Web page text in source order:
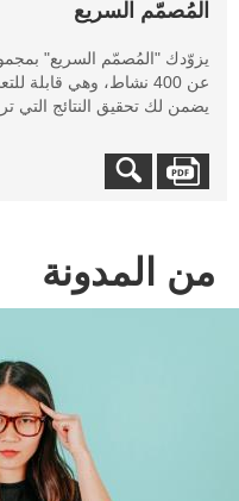
المُصمّم السريع
يزوّدك "المُصمّم السريع"
عن 400 نشاط، وهي قابلة
يضمن لك تحقيق النتائج التي
من المدونة